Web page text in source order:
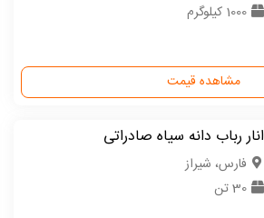
1000 کیلوگرم
مشاهده قیمت
انار رباب دانه سیاه صادراتی
فارس، شیراز
30 تن